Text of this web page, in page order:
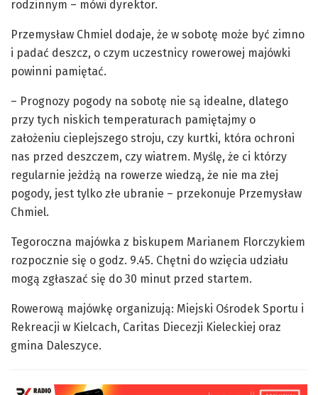
rodzinnym – mówi dyrektor.
Przemysław Chmiel dodaje, że w sobotę może być zimno
i padać deszcz, o czym uczestnicy rowerowej majówki
powinni pamiętać.
– Prognozy pogody na sobotę nie są idealne, dlatego
przy tych niskich temperaturach pamiętajmy o
założeniu cieplejszego stroju, czy kurtki, która ochroni
nas przed deszczem, czy wiatrem. Myślę, że ci którzy
regularnie jeżdżą na rowerze wiedzą, że nie ma złej
pogody, jest tylko złe ubranie – przekonuje Przemysław
Chmiel.
Tegoroczna majówka z biskupem Marianem Florczykiem
rozpocznie się o godz. 9.45. Chętni do wzięcia udziału
mogą zgłaszać się do 30 minut przed startem.
Rowerową majówkę organizują: Miejski Ośrodek Sportu i
Rekreacji w Kielcach, Caritas Diecezji Kieleckiej oraz
gmina Daleszyce.